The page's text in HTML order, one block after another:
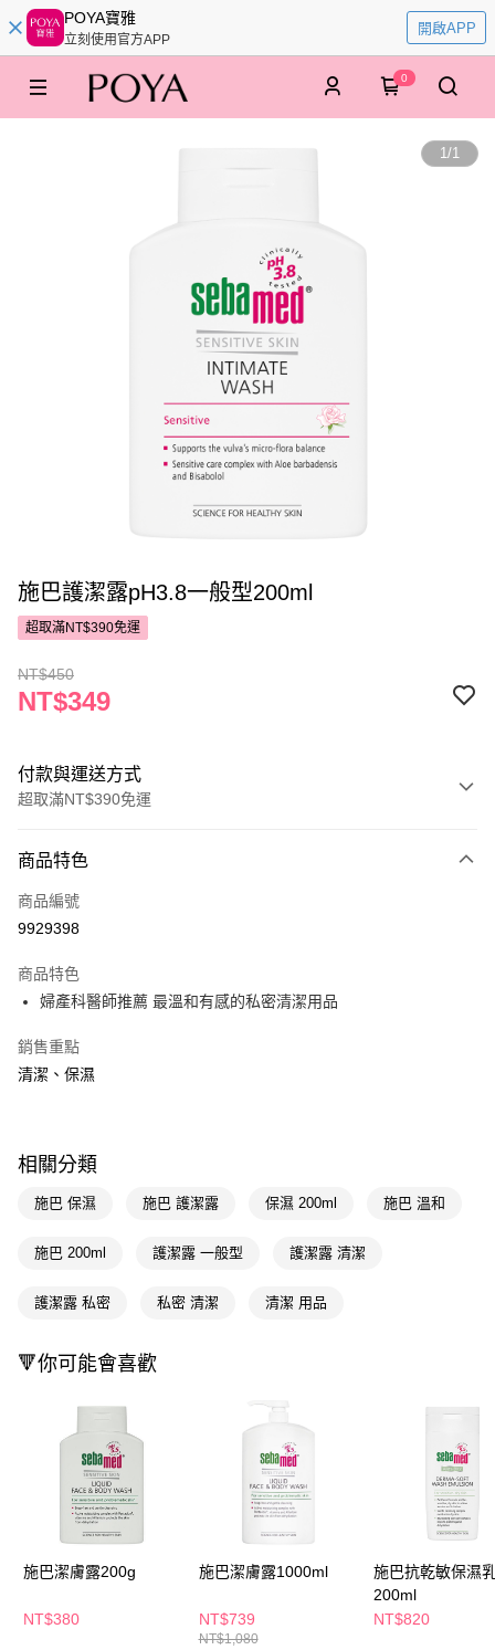
POYA寶雅
立刻使用官方APP
開啟APP
0
1/1
施巴護潔露pH3.8一般型200ml
超取滿NT$390免運
NT$450
NT$349
付款與運送方式
超取滿NT$390免運
POYA支付
信用卡一次付款
LINE Pay
Apple Pay
街口支付
Google Pay
AFTEE先享後付
【關於「AFTEE先享後付」】
便利好安心！
１．簡單：不需註冊會員、不需綁卡、不需儲值。
３．安心：先確認商品／服務後，再付款。
１．於結帳方式選擇「AFTEE先享後付」後，將跳轉至「AFTEE先享後付」
結帳頁面，進行簡訊認證並確認金額後，即可完成結帳。
２．訂單成立數日內，您將收到繳費通知簡訊。
３．收到繳費通知簡訊後14天內，點擊此簡訊中的連結，可透過四大超商／
ATM／網路銀行／等多元方式進行付款，方視為交易完成。
※ 請注意：結帳手續完成當下不需立刻繳費，但若您需要取消訂單，請聯絡
購買商品的店家。未經商家同意取消之訂單仍視為有效，需透過AFTEE先享
※ 交易是否成功請以「AFTEE先享後付 」之結帳頁面顯示為準，若有關於
是否繳費成功／繳費後需取消欲退款等相關疑問，請聯繫「AFTEE先享後付
客戶支援中心」
https://netprotections.freshdesk.com/support/home
全家取貨付款
付款後全家取貨
每筆NT$65，滿NT$390(含以上)免運費
萊爾富取貨付款
每筆NT$65，滿NT$490(含以上)免運費
付款後萊爾富取貨
商品特色
商品編號
9929398
商品特色
婦產科醫師推薦 最溫和有感的私密清潔用品
銷售重點
清潔、保濕
相關分類
施巴 保濕 施巴 護潔露 保濕 200ml 施巴 溫和
施巴 200ml 護潔露 一般型 護潔露 清潔
護潔露 私密 私密 清潔 清潔 用品
🔻你可能會喜歡
施巴潔膚露200g
NT$380
施巴潔膚露1000ml
NT$739
NT$1,080
施巴抗乾敏保濕
200ml
NT$820